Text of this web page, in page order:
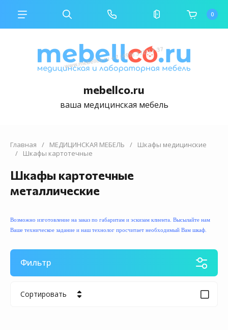
mebellco.ru
ваша медицинская мебель
0
Главная / МЕДИЦИНСКАЯ МЕБЕЛЬ /
Шкафы медицинские
/
Шкафы картотечные
Шкафы картотечные
металлические
Возможно изготовление на заказ по габаритам и эскизам клиента. Высылайте нам
Ваше техническое задание и наш технолог просчитает необходимый Вам шкаф.
Фильтр
Сортировать